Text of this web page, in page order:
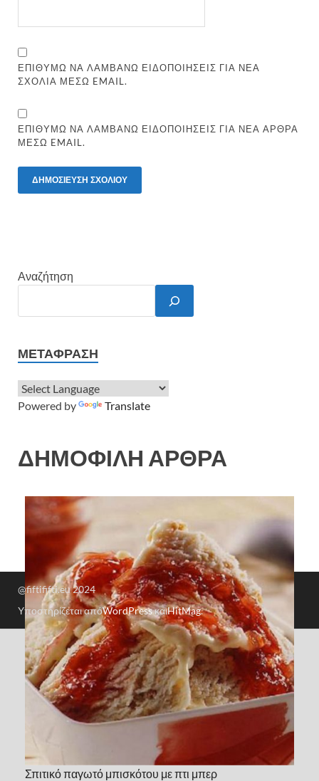
ΕΠΙΘΥΜΏ ΝΑ ΛΑΜΒΆΝΩ ΕΙΔΟΠΟΙΉΣΕΙΣ ΓΙΑ ΝΈΑ
ΣΧΌΛΙΑ ΜΈΣΩ EMAIL.
ΕΠΙΘΥΜΏ ΝΑ ΛΑΜΒΆΝΩ ΕΙΔΟΠΟΙΉΣΕΙΣ ΓΙΑ ΝΈΑ ΆΡΘΡΑ
ΜΈΣΩ EMAIL.
Αναζήτηση
ΜΕΤΆΦΡΑΣΗ
Powered by Translate
ΔΗΜΟΦΙΛΗ ΑΡΘΡΑ
Σπιτικό παγωτό μπισκότου με πτι μπερ
@fiftififti.eu 2024
Υποστηρίζεται απόWordPressκαιHitMag.